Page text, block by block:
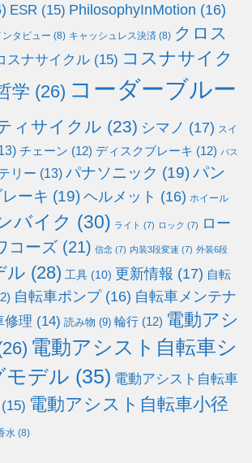
ESR (15) PhilosophyInMotion (16)
ンタビュー (8) キャッシュレス決済 (8) クロス
スナサイクル (15) コスナサイク
学 (26) コーダーブルー
ィサイクル (23) シマノ (17) スイ
チェーン (12) ディスクブレーキ (12) バス
リー (13) パナソニック (19)パン
ーキ (19) ヘルメット (16) ホイール
バイク (30) ライト (7) ロック (7)
ロー
コーズ (21) 信念 (7) 内装3段変速 (7) 外装6段
ル (28) 工具 (10) 更新情報 (17) 自転
自転車ポンプ(16) 自転車メンテナ
修理 (14) 読み物 (9) 輪行 (12) 電動アシ
電動アシスト自転車シ
モデル (35) 電動アシスト自転車
(15) 電動アシスト自転車小径
水 (8)